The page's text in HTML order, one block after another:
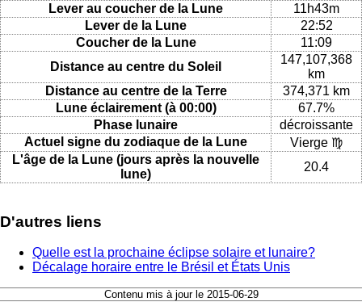
Lever au coucher de la Lune
11h43m
Lever de la Lune
22:52
Coucher de la Lune
11:09
Distance au centre du Soleil
147,107,368
km
Distance au centre de la Terre
374,371 km
Lune éclairement (à 00:00)
67.7%
Phase lunaire
décroissante
Actuel signe du zodiaque de la Lune
Vierge ♍
L'âge de la Lune (jours après la nouvelle
lune)
20.4
D'autres liens
Quelle est la prochaine éclipse solaire et lunaire?
Décalage horaire entre le Brésil et États Unis
Contenu mis à jour le 2015-06-29